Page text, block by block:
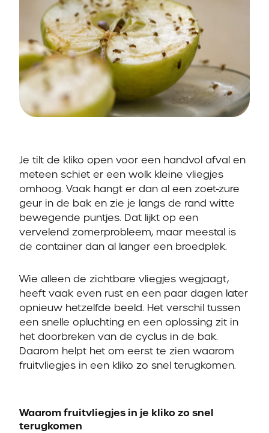
Je tilt de kliko open voor een handvol afval en
meteen schiet er een wolk kleine vliegjes
omhoog. Vaak hangt er dan al een zoet-zure
geur in de bak en zie je langs de rand witte
bewegende puntjes. Dat lijkt op een
vervelend zomerprobleem, maar meestal is
de container dan al langer een broedplek.
Wie alleen de zichtbare vliegjes wegjaagt,
heeft vaak even rust en een paar dagen later
opnieuw hetzelfde beeld. Het verschil tussen
een snelle opluchting en een oplossing zit in
het doorbreken van de cyclus in de bak.
Daarom helpt het om eerst te zien waarom
fruitvliegjes in een kliko zo snel terugkomen.
Waarom fruitvliegjes in je kliko zo snel
terugkomen